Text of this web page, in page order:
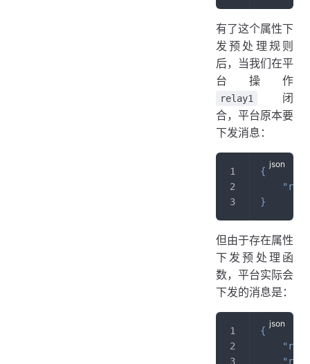
有了这个属性下
发预处理规则
后，当我们在平
台操作
relay1
闭
合，平台原本要
下发消息：
{
}
但由于存在属性
下发预处理函
数，平台实际会
下发的消息是：
{